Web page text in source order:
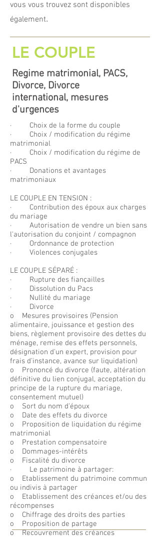
vous vous trouvez sont disponibles
également.
LE COUPLE
Regime matrimonial, PACS,
Divorce, Divorce
international, mesures
d'urgences
· Choix de la forme du couple
· Choix / modification du régime
matrimonial
· Choix / modification du régime de
PACS
· Donations et avantages
matrimoniaux
LE COUPLE EN TENSION :
· Contribution des époux aux charges
du mariage
· Autorisation de vendre un bien sans
l'autorisation du conjoint / compagnon
· Ordonnance de protection
· Violences conjugales
LE COUPLE SÉPARÉ :
· Rupture des fiançailles
· Dissolution du Pacs
· Nullité du mariage
· Divorce
o Mesures provisoires (Pension
alimentaire, jouissance et gestion des
biens, règlement provisoire des dettes du
ménage, remise des effets personnels,
désignation d'un expert, provision pour
frais d'instance, avance sur liquidation)
o Prononcé du divorce (faute, altération
définitive du lien conjugal, acceptation du
principe de la rupture du mariage,
consentement mutuel)
o Sort du nom d'époux
o Date des effets du divorce
o Proposition de liquidation du régime
matrimonial
o Prestation compensatoire
o Dommages-intérêts
o Fiscalité du divorce
· Le patrimoine à partager:
o Etablissement du patrimoine commun
ou indivis à partager
o Etablissement des créances et/ou des
récompenses
o Chiffrage des droits des parties
o Proposition de partage
o Recouvrement des créances